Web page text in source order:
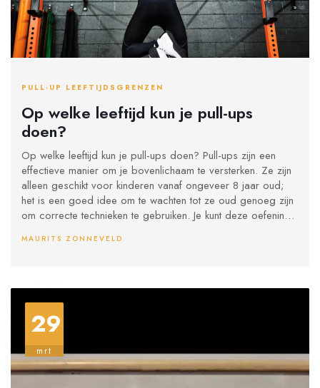
PULL-UP LEEFTIJDSGRENZEN
Op welke leeftijd kun je pull-ups
doen?
Op welke leeftijd kun je pull-ups doen? Pull-ups zijn een
effectieve manier om je bovenlichaam te versterken. Ze zijn
alleen geschikt voor kinderen vanaf ongeveer 8 jaar oud;
het is een goed idee om te wachten tot ze oud genoeg zijn
om correcte technieken te gebruiken. Je kunt deze oefening
techniek hebben om blessures te voorkomen. Probeer je
maken voor pull-ups. Op welke leeftijd kun je pull-ups doen?
Kinderen vanaf 8 jaar oud kunnen pull-ups doen, maar het is
belangrijk dat ze goede technieken gebruiken om blessures
te voorkomen. Volwassenen kunnen ook pull-ups uitvoeren,
maar ze moeten eerst hun lichaam voorbereiden door
basisoefeningen te doen.
MAURITS ZONNEVELD
29
mrt